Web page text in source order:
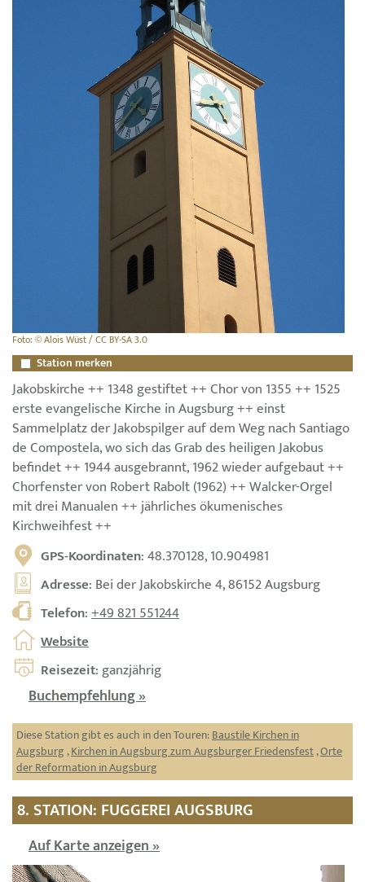
Foto: © Alois Wüst / CC BY-SA 3.0
Station merken
Jakobskirche ++ 1348 gestiftet ++ Chor von 1355 ++ 1525
erste evangelische Kirche in Augsburg ++ einst
Sammelplatz der Jakobspilger auf dem Weg nach Santiago
de Compostela, wo sich das Grab des heiligen Jakobus
befindet ++ 1944 ausgebrannt, 1962 wieder aufgebaut ++
Chorfenster von Robert Rabolt (1962) ++ Walcker-Orgel
mit drei Manualen ++ jährliches ökumenisches
Kirchweihfest ++
GPS-Koordinaten: 48.370128, 10.904981
Adresse: Bei der Jakobskirche 4, 86152 Augsburg
Telefon:+49 821 551244
Website
Reisezeit: ganzjährig
Buchempfehlung »
Diese Station gibt es auch in den Touren:Baustile Kirchen in
Augsburg ,Kirchen in Augsburg zum Augsburger Friedensfest,Orte
der Reformation in Augsburg
8. STATION: FUGGEREI AUGSBURG
Auf Karte anzeigen »